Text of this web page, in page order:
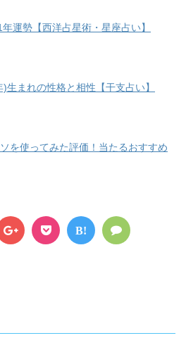
運勢【西洋占星術・星座占い】
生まれの性格と相性【干支占い】
を使ってみた評価！当たるおすすめ
B!